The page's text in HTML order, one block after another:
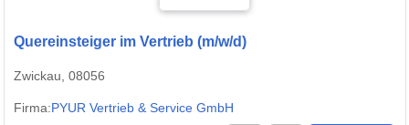
Quereinsteiger im Vertrieb (m/w/d)
Zwickau, 08056
Firma:PYUR Vertrieb & Service GmbH